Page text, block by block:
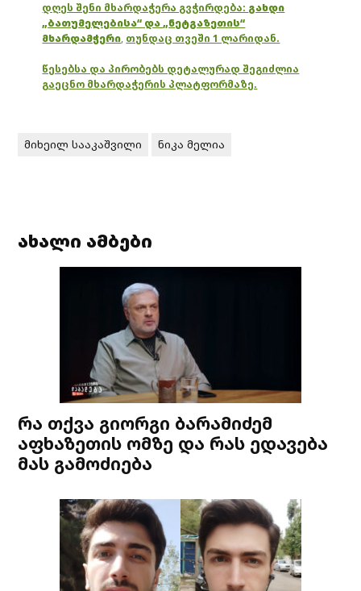
დღეს შენი მხარდაჭერა გვჭირდება: გახდი
„ბათუმელებისა“ და „ნეტგაზეთის“
მხარდამჭერი, თუნდაც თვეში 1 ლარიდან.
წესებსა და პირობებს დეტალურად შეგიძლია
გაეცნო მხარდაჭერის პლატფორმაზე.
მიხეილ სააკაშვილი ნიკა მელია
ახალი ამბები
რა თქვა გიორგი ბარამიძემ
აფხაზეთის ომზე და რას ედავება
მას გამოძიება